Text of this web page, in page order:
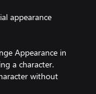
appearance
Appearance in
a character.
without